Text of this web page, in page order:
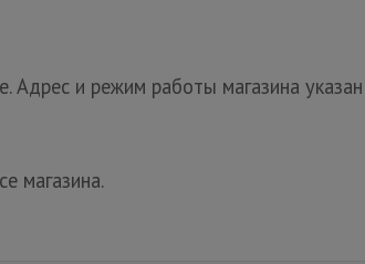
Адрес и режим работы магазина
магазина.